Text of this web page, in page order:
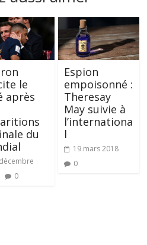
le
après
du
0
Espion
empoisonné :
Theresay
May suivie à
l’internationa
l
19 mars 2018
0